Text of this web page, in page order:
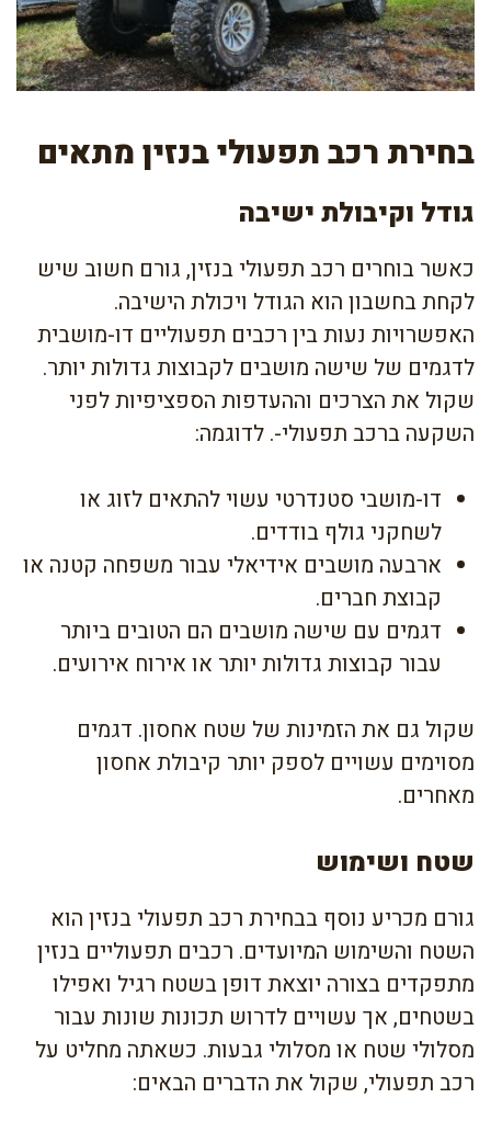
בחירת רכב תפעולי בנזין מתאים
גודל וקיבולת ישיבה
כאשר בוחרים רכב תפעולי בנזין, גורם חשוב שיש
לקחת בחשבון הוא הגודל ויכולת הישיבה.
האפשרויות נעות בין רכבים תפעוליים דו-מושבית
לדגמים של שישה מושבים לקבוצות גדולות יותר.
שקול את הצרכים וההעדפות הספציפיות לפני
השקעה ברכב תפעולי-. לדוגמה:
דו-מושבי סטנדרטי עשוי להתאים לזוג או
לשחקני גולף בודדים.
ארבעה מושבים אידיאלי עבור משפחה קטנה או
קבוצת חברים.
דגמים עם שישה מושבים הם הטובים ביותר
עבור קבוצות גדולות יותר או אירוח אירועים.
שקול גם את הזמינות של שטח אחסון. דגמים
מסוימים עשויים לספק יותר קיבולת אחסון
מאחרים.
שטח ושימוש
גורם מכריע נוסף בבחירת רכב תפעולי בנזין הוא
השטח והשימוש המיועדים. רכבים תפעוליים בנזין
מתפקדים בצורה יוצאת דופן בשטח רגיל ואפילו
בשטחים, אך עשויים לדרוש תכונות שונות עבור
מסלולי שטח או מסלולי גבעות. כשאתה מחליט על
רכב תפעולי, שקול את הדברים הבאים: